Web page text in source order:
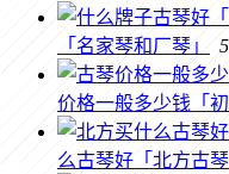
「名家琴和厂琴」
5
价格一般多少钱「
么古琴好「北方古琴